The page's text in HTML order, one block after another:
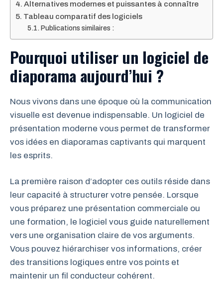
Alternatives modernes et puissantes à connaître
Tableau comparatif des logiciels
Publications similaires :
Pourquoi utiliser un logiciel de
diaporama aujourd’hui ?
Nous vivons dans une époque où la communication
visuelle est devenue indispensable. Un logiciel de
présentation moderne vous permet de transformer
vos idées en diaporamas captivants qui marquent
les esprits.
La première raison d’adopter ces outils réside dans
leur capacité à structurer votre pensée. Lorsque
vous préparez une présentation commerciale ou
une formation, le logiciel vous guide naturellement
vers une organisation claire de vos arguments.
Vous pouvez hiérarchiser vos informations, créer
des transitions logiques entre vos points et
maintenir un fil conducteur cohérent.